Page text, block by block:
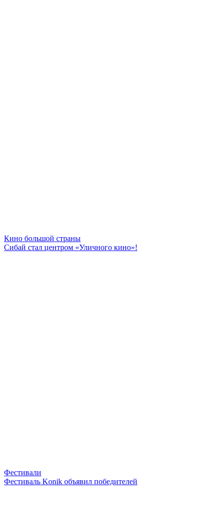
Кино большой страны
Сибай стал центром «Уличного кино»!
Фестивали
Фестиваль Konik объявил победителей